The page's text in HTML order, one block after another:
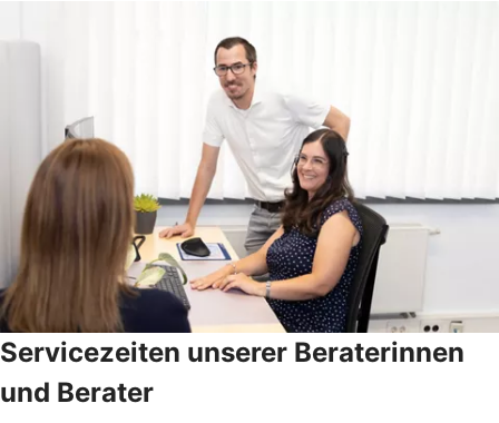
Servicezeiten unserer Beraterinnen
und Berater